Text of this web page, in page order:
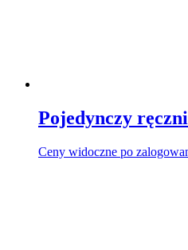
Pojedynczy
Ceny widoczne po